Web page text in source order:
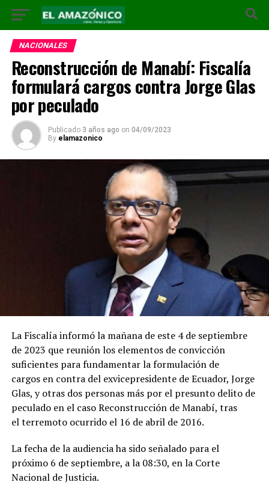
NACIONALES
Reconstrucción de Manabí: Fiscalía
formulará cargos contra Jorge Glas
por peculado
Publicado 3 años ago on 04/09/2023
By elamazonico
La Fiscalía informó la mañana de este 4 de septiembre
de 2023 que reunión los elementos de convicción
suficientes para fundamentar la formulación de
cargos en contra del exvicepresidente de Ecuador, Jorge
Glas, y otras dos personas más por el presunto delito de
peculado en el caso Reconstrucción de Manabí, tras
el terremoto ocurrido el 16 de abril de 2016.
La fecha de la audiencia ha sido señalado para el
próximo 6 de septiembre, a la 08:30, en la Corte
Nacional de Justicia.